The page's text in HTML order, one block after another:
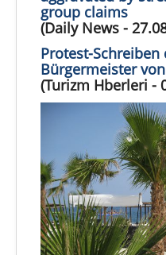
group claims
(Daily News -
Protest-Schreiben
Bürgermeister
(Turizm Hberleri -